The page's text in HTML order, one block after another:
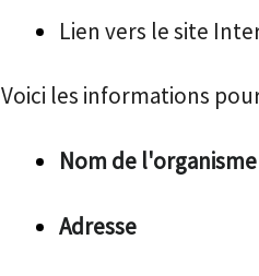
Lien vers le site
Voici les informations
Nom de l'organisme
Adresse